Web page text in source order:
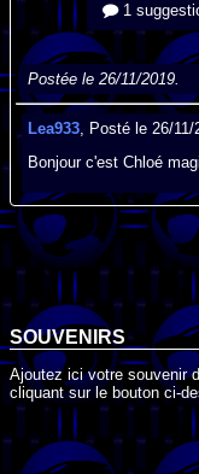
1
Postée le 26/11/2019.
Lea933 , Posté le 26/
Bonjour c'est Chloé
SOUVENIRS
Ajoutez ici votre souvenir
cliquant sur le bouton ci-